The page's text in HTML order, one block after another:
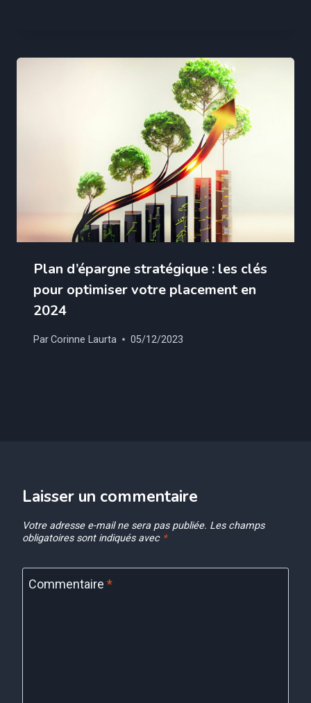
Plan d’épargne stratégique : les clés
pour optimiser votre placement en
2024
ParCorinne Laurta 05/12/2023
Laisser un commentaire
Votre adresse e-mail ne sera pas publiée. Les champs
obligatoires sont indiqués avec *
Commentaire *